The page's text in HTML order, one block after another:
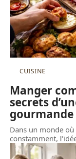
CUISINE
Manger
secrets
Dans un monde
constamment,